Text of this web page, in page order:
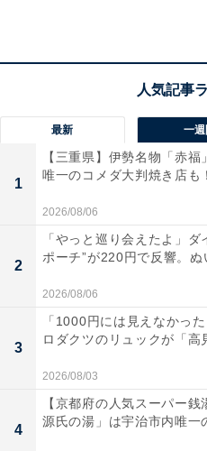
綺麗な海の景色を眺めたい
然温泉を満喫したい人にお
あわせて読みたい
【宮城県の人気
鳴子観光ホテル
最新 一週
1
【三重県】伊勢名物「赤
唯一のコメダ大判焼き店も
2026/08/06
2
「やっと巡り会えたよ」ダ
ポーチ”が220円で反響。ぬ
2026/08/06
3
「1000円には見えなかっ
ロダクツのリュックが「高
2026/08/03
4
【京都府の人気スーパー
源氏の湯」は宇治市内唯一